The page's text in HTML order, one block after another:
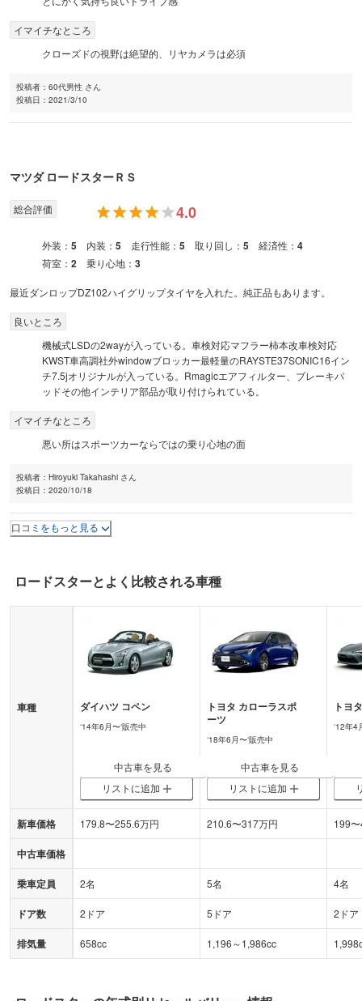
イマイチなところ
クローズドの視野は絶望的、リヤカメラは必須
投稿者： 60代男性 さん
投稿日： 2021/3/10
マツダ ロードスターＲＳ
総合評価 4.0
外装： 5 内装： 5 走行性能： 5 取り回し： 5 経済性： 4
荷室： 2 乗り心地： 3
最近ダンロップDZ102ハイグリップタイヤを入れた。純正品もあります。
良いところ
機械式LSDの2wayが入っている。車検対応マフラー柿本改車検対応
KWST車高調社外windowブロッカー最軽量のRAYSTE37SONIC16イン
チ7.5jオリジナルが入っている。Rmagicエアフィルター、ブレーキパ
ッドその他インテリア部品が取り付けられている。
イマイチなところ
悪い所はスポーツカーならではの乗り心地の面
投稿者： Hiroyuki Takahashi さん
投稿日： 2020/10/18
口コミをもっと見る
ロードスターとよく比較される車種
車種 ダイハツ コペン
‘14年6月〜‘販売中
トヨタ カローラスポ
ーツ
‘18年6月〜‘販売中
トヨタ
‘12年4
中古車を見る
リストに追加
中古車を見る
リストに追加
新車価格 179.8〜255.6万円 210.6〜317万円 199〜
中古車価格
乗車定員 2名 5名 4名
ドア数 2ドア 5ドア 2ドア
排気量 658cc 1,196～1,986cc